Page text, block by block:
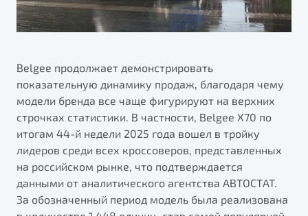
Обзор В наличии
Элегантный и практичный седан
Узнайте о специальных выгодах при покупке
автомобиля Belgee
Belgee Плюс
Клиентская поддержка
Помощь на дорогах
Belgee продолжает демонстрировать
показательную динамику продаж, благодаря чему
модели бренда все чаще фигурируют на верхних
строчках статистики. В частности, Belgee X70 по
итогам 44-й недели 2025 года вошел в тройку
лидеров среди всех кроссоверов, представленных
на российском рынке, что подтверждается
данными от аналитического агентства АВТОСТАТ.
За обозначенный период модель была реализована